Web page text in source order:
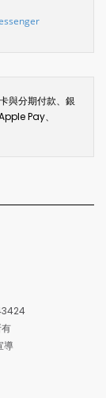
與分期付款、銀
Pay、
導